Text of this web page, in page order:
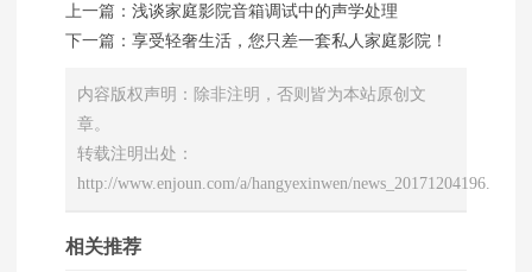
上一篇： 浅谈家庭影院音箱调试中的声学处理
下一篇： 享受轻奢生活，您只差一套私人家庭影院！
内容版权声明：除非注明，否则皆为本站原创文
章。
转载注明出处：
http://www.enjoun.com/a/hangyexinwen/news_20171204196.html
相关推荐